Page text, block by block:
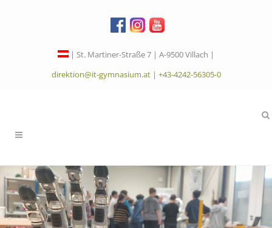
| St. Martiner-Straße 7 | A-9500 Villach |
direktion@it-gymnasium.at| +43-4242-56305-0